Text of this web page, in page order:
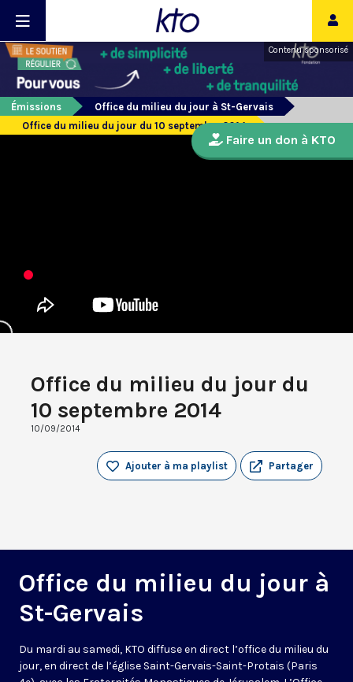
Contenu sponsorisé
Émissions
Office du milieu du jour à St-Gervais
Office du milieu du jour du 10 septembre 2014
Office du milieu du jour du
10 septembre 2014
10/09/2014
Partager
Ajouter à ma playlist
Office du milieu du jour à
St-Gervais
Du mardi au samedi, KTO diffuse en direct l’office du milieu du
jour, en direct de l’église Saint-Gervais-Saint-Protais (Paris
Faire un don à KTO